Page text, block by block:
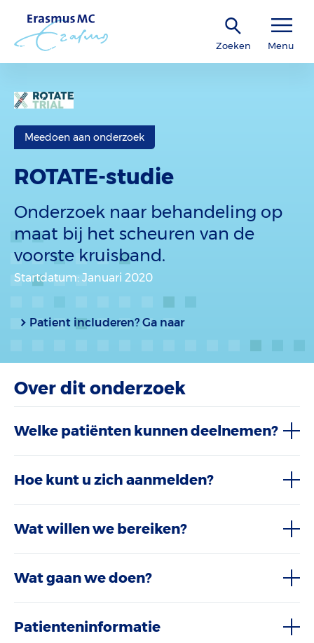
Zoeken Menu
Meedoen aan onderzoek
ROTATE-studie
Onderzoek naar behandeling op
maat bij het scheuren van de
voorste kruisband.
Startdatum: Januari 2020
Patient includeren? Ga naar
Over dit onderzoek
Welke patiënten kunnen deelnemen?
Hoe kunt u zich aanmelden?
Wat willen we bereiken?
Wat gaan we doen?
Patienteninformatie